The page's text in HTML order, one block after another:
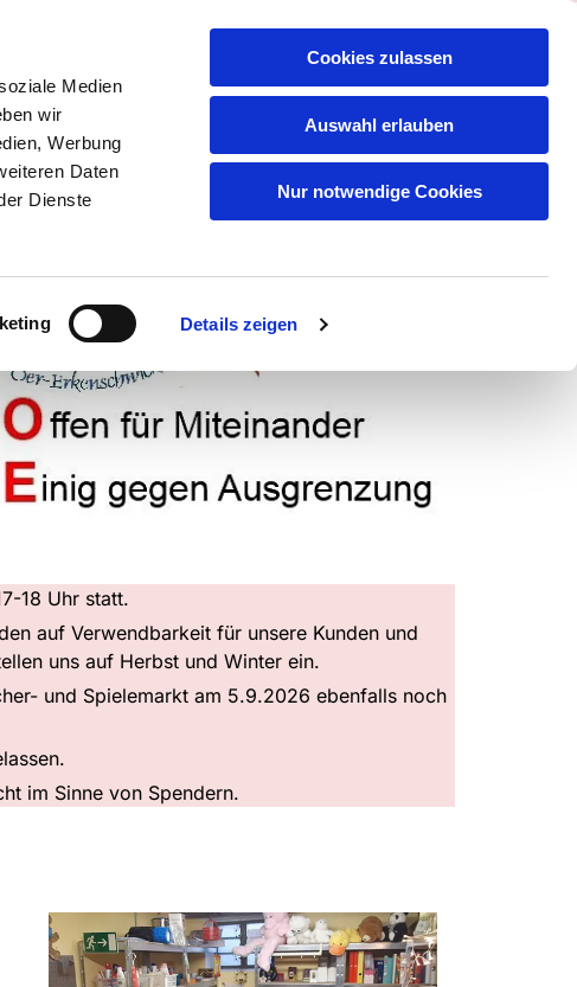
Medien
wir
Werbung
Daten
Dienste
Details zeigen
Cookies zulassen
Auswahl erlauben
Nur notwendige Cookies
KLEIDUNG/HAUSHALT
BERICHTE AUS DER PRESSE U.Ä.
18 Uhr statt.
auf Verwendbarkeit für unsere Kunden und
uns auf Herbst und Winter ein.
und Spielemarkt am 5.9.2026 ebenfalls noch
im Sinne von Spendern.